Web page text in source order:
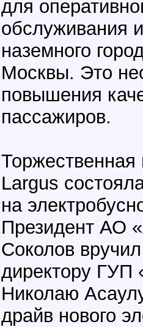
для
обслуживания
наземного
Москвы. Это
повышения
пассажиров.
Торжественная
Largus
на
Президент АО
Соколов
директору ГУП
Николаю
драйв нового